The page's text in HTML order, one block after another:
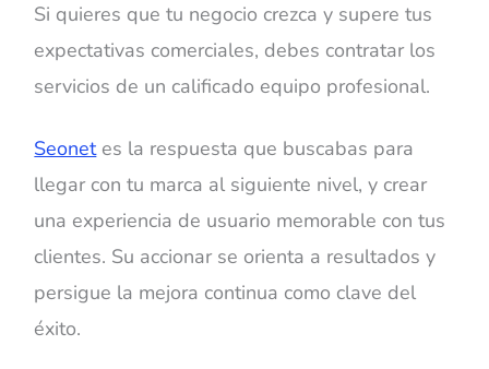
Si quieres que tu negocio crezca y supere tus
expectativas comerciales, debes contratar los
servicios de un calificado equipo profesional.
Seonetes la respuesta que buscabas para
llegar con tu marca al siguiente nivel, y crear
una experiencia de usuario memorable con tus
clientes. Su accionar se orienta a resultados y
persigue la mejora continua como clave del
éxito.